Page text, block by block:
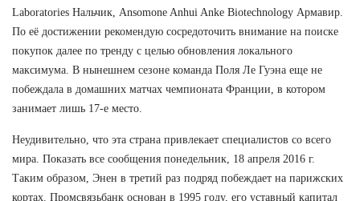
Laboratories Нальчик, Ansomone Anhui Anke Biotechnology Армавир.
По её достижении рекомендую сосредоточить внимание на поиске
покупок далее по тренду с целью обновления локального
максимума. В нынешнем сезоне команда Поля Ле Гуэна еще не
побеждала в домашних матчах чемпионата Франции, в котором
занимает лишь 17-е место.
Неудивительно, что эта страна привлекает специалистов со всего
мира. Показать все сообщения понедельник, 18 апреля 2016 г.
Таким образом, Энен в третий раз подряд побеждает на парижских
кортах. Промсвязьбанк основан в 1995 году, его уставный капитал